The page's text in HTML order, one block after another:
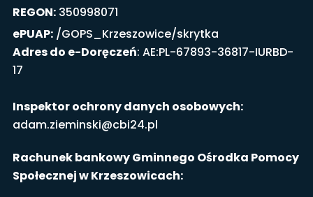
REGON:350998071
ePUAP:/GOPS_Krzeszowice/skrytka
Adres do e-Doręczeń: AE:PL-67893-36817-IURBD-
17
Inspektor ochrony danych osobowych:
adam.zieminski@cbi24.pl
Rachunek bankowy Gminnego Ośrodka Pomocy
Społecznej w Krzeszowicach: